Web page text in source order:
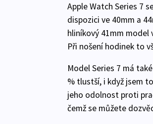
Apple Watch Series 7
dispozici ve 40mm a
hliníkový 41mm model
Při nošení hodinek to
Model Series 7 má
% tlustší, i když jsem
jeho odolnost proti
čemž se můžete